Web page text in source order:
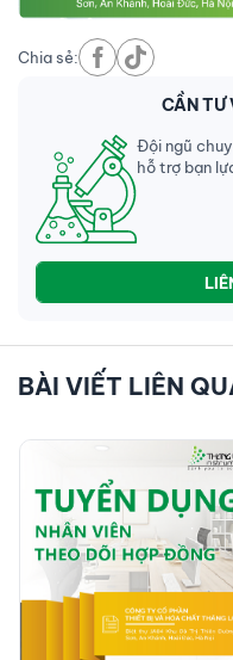
Chia sẻ:
CẦN TƯ
Đội ngũ
hỗ trợ bạn
BÀI VIẾT LIÊN